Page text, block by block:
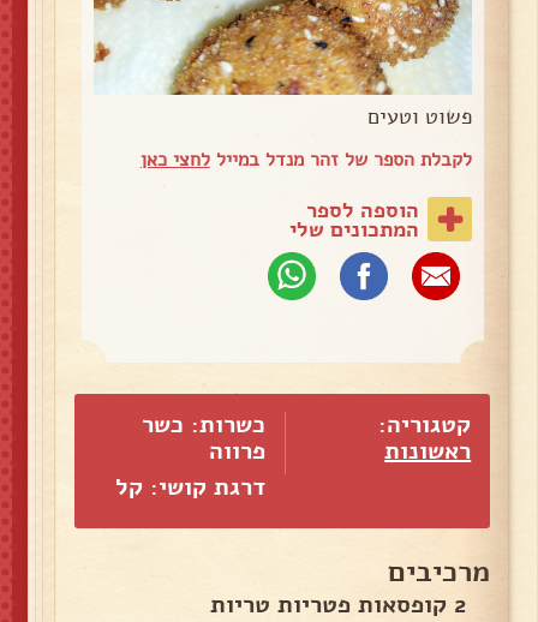
פשוט וטעים
לקבלת הספר של זהר מנדל במייללחצי כאן
הוספה לספר
המתכונים שלי
קטגוריה:
ראשונות
כשרות: כשר
פרווה
דרגת קושי: קל
מרכיבים
2 קופסאות פטריות טריות